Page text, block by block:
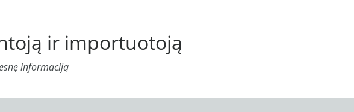
ir importuotoją
informaciją